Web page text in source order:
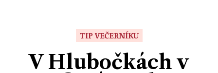
Přerov
Ekonomika
Sport
TIP VEČERNÍKU
V Hlubočkách v